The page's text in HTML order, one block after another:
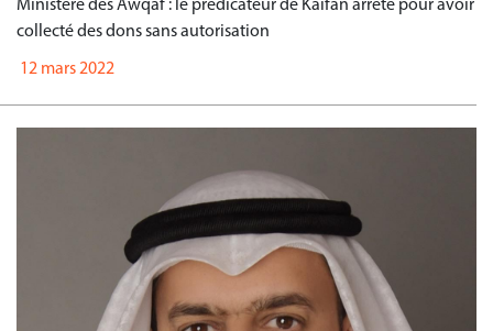
Ministère des Awqaf : le prédicateur de Kaifan arrêté pour avoir
collecté des dons sans autorisation
12 mars 2022